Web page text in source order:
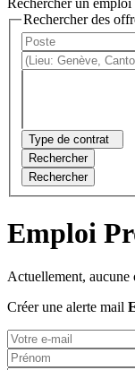
Rechercher des
Type de contrat
Rechercher
Rechercher
Emploi
Actuellement, aucune
Créer une alerte mail